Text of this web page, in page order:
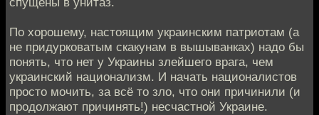
По хорошему, настоящим украинским патриотам (а
не придурковатым скакунам в вышыванках) надо бы
понять, что нет у Украины злейшего врага, чем
украинский национализм. И начать националистов
просто мочить, за всё то зло, что они причинили (и
продолжают причинять!) несчастной Украине.